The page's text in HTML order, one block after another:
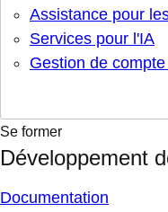
Assistance pour
Services pour l'IA
Gestion de
Se former
Développement
Documentation